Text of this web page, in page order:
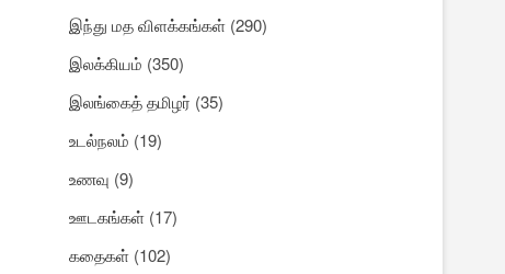
இந்து மத விளக்கங்கள் (290)
இலக்கியம் (350)
இலங்கைத் தமிழர் (35)
உடல்நலம் (19)
உணவு (9)
ஊடகங்கள் (17)
கதைகள் (102)